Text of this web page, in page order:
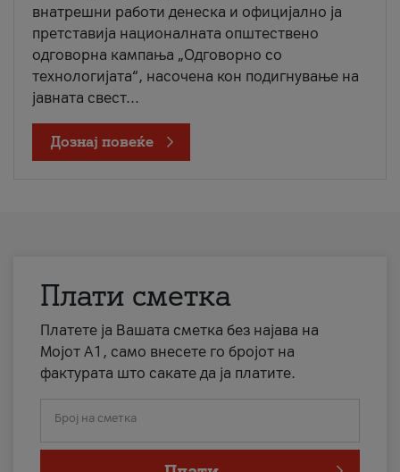
внатрешни работи денеска и официјално ја
претставија националната општествено
одговорна кампања „Одговорно со
технологијата“, насочена кон подигнување на
јавната свест...
Дознај повеќе
Плати сметка
Платете ја Вашата сметка без најава на
Мојот А1, само внесете го бројот на
фактурата што сакате да ја платите.
Број на сметка